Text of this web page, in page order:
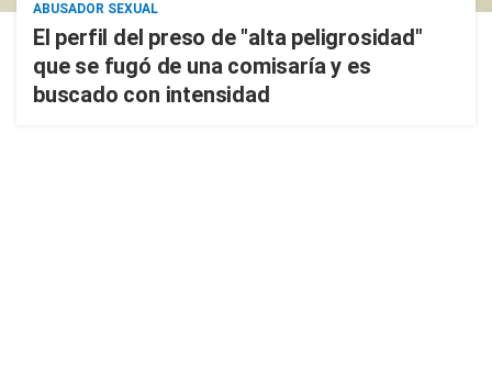
ABUSADOR SEXUAL
El perfil del preso de "alta peligrosidad"
que se fugó de una comisaría y es
buscado con intensidad